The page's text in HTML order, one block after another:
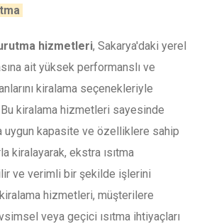
hizmetleri, Sakarya'daki yerel
ait yüksek performanslı ve
kiralama seçenekleriyle
kiralama hizmetleri sayesinde
uygun kapasite ve özelliklere sahip
kiralayarak, ekstra ısıtma
ve verimli bir şekilde işlerini
hizmetleri, müşterilere
veya geçici ısıtma ihtiyaçları